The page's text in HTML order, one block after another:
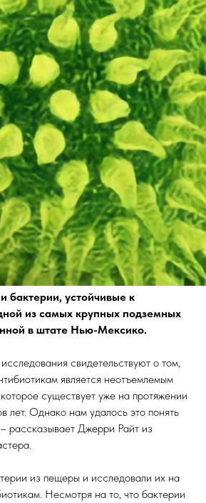
бактерии, устойчивые к
из самых крупных подземных
в штате Нью-Мексико.
свидетельствуют о том,
является неотъемлемым
существует уже на протяжении
лет. Однако нам удалось это понять
рассказывает Джерри Райт из
из пещеры и исследовали их на
Несмотря на то, что бактерии